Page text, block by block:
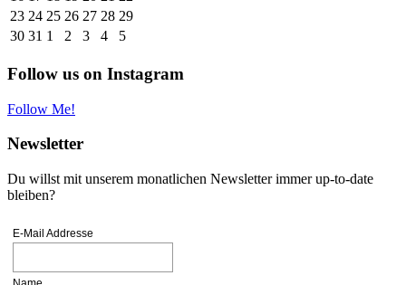
23 24 25 26 27 28 29
30 31 1 2 3 4 5
Follow us on Instagram
Follow Me!
Newsletter
Du willst mit unserem monatlichen Newsletter immer up-to-date
bleiben?
E-Mail Addresse